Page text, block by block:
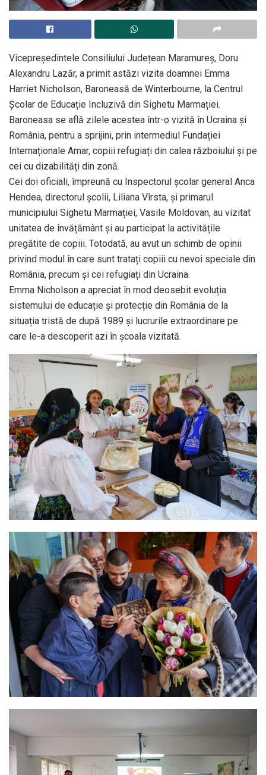
Vicepreședintele Consiliului Județean Maramureș, Doru
Alexandru Lazăr, a primit astăzi vizita doamnei Emma
Harriet Nicholson, Baroneasă de Winterbourne, la Centrul
Școlar de Educație Incluzivă din Sighetu Marmației.
Baroneasa se află zilele acestea într-o vizită în Ucraina și
România, pentru a sprijini, prin intermediul Fundației
Internaționale Amar, copiii refugiați din calea războiului și pe
cei cu dizabilități din zonă.
Cei doi oficiali, împreună cu Inspectorul școlar general Anca
Hendea, directorul școlii, Liliana Vîrsta, și primarul
municipiului Sighetu Marmației, Vasile Moldovan, au vizitat
unitatea de învățământ și au participat la activitățile
pregătite de copiii. Totodată, au avut un schimb de opinii
privind modul în care sunt tratați copiii cu nevoi speciale din
România, precum și cei refugiați din Ucraina.
Emma Nicholson a apreciat în mod deosebit evoluția
sistemului de educație și protecție din România de la
situația tristă de după 1989 și lucrurile extraordinare pe
care le-a descoperit azi în școala vizitată.